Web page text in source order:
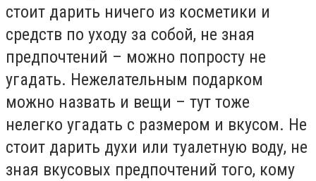
стоит дарить ничего из косметики и
средств по уходу за собой, не зная
предпочтений – можно попросту не
угадать. Нежелательным подарком
можно назвать и вещи – тут тоже
нелегко угадать с размером и вкусом. Не
стоит дарить духи или туалетную воду, не
зная вкусовых предпочтений того, кому